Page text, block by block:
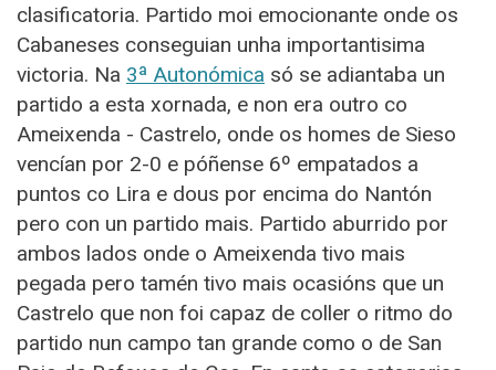
clasificatoria. Partido moi emocionante onde os
Cabaneses conseguian unha importantisima
victoria. Na 3ª Autonómica só se adiantaba un
partido a esta xornada, e non era outro co
Ameixenda - Castrelo, onde os homes de Sieso
vencían por 2-0 e póñense 6º empatados a
puntos co Lira e dous por encima do Nantón
pero con un partido mais. Partido aburrido por
ambos lados onde o Ameixenda tivo mais
pegada pero tamén tivo mais ocasións que un
Castrelo que non foi capaz de coller o ritmo do
partido nun campo tan grande como o de San